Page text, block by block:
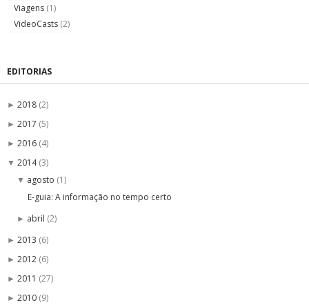
Viagens (1)
VideoCasts (2)
EDITORIAS
► 2018 (2)
► 2017 (5)
► 2016 (4)
▼ 2014(3)
▼ agosto (1)
E-guia: A informação no tempo certo
► abril (2)
► 2013 (6)
► 2012 (6)
► 2011 (27)
► 2010 (9)